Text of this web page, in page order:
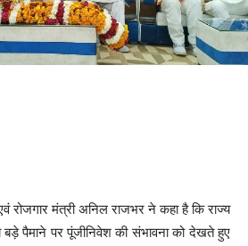
रोजगार मंत्री अनिल राजभर ने कहा है कि राज्य
बड़े पैमाने पर पूंजीनिवेश की संभावना को देखते हुए